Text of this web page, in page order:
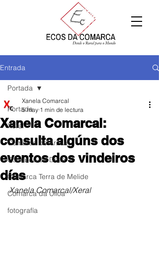
Entrada
Portada
Xeral
Comarca de Arzúa
Comarca de Deza
Comarca Terra de Melide
Comarca da Ulloa
fotografía
Portada
Xanela Comarcal:
consulta algúns dos
eventos dos vindeiros
días
Xanela Comarcal
5 may 1 min de lectura
Xanela Comarcal/Xeral